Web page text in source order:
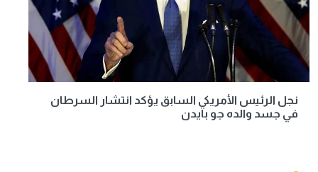
نجل الرئيس الأمريكي السابق يؤكد انتشار السرطان
في جسد والده جو بايدن